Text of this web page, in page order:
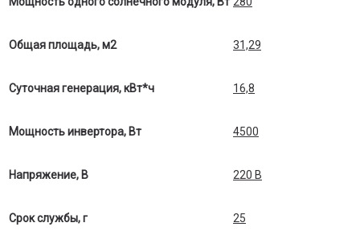
Общая площадь, м2 31,29
Суточная генерация, кВт*ч 16,8
Мощность инвертора, Вт 4500
Напряжение, В 220 В
Срок службы, г 25